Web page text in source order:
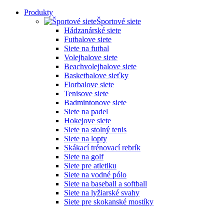
Produkty
Športové siete
Hádzanárské siete
Futbalove siete
Siete na futbal
Volejbalove siete
Beachvolejbalove siete
Basketbalove sieťky
Florbalove siete
Tenisove siete
Badmintonove siete
Siete na padel
Hokejove siete
Siete na stolný tenis
Siete na lopty
Skákací trénovací rebrík
Siete na golf
Siete pre atletiku
Siete na vodné pólo
Siete na baseball a softball
Siete na lyžiarské svahy
Siete pre skokanské mostíky